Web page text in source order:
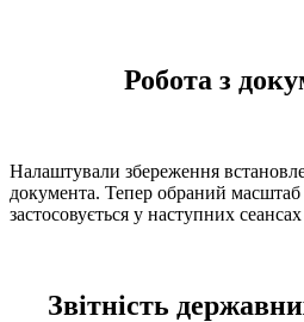
Робота з
Налаштували збереження
документа. Тепер обраний масштаб
застосовується у наступних
Звітність